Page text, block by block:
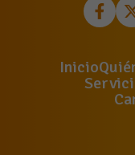
Inicio